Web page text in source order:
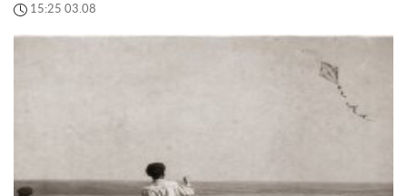
15:25 03.08